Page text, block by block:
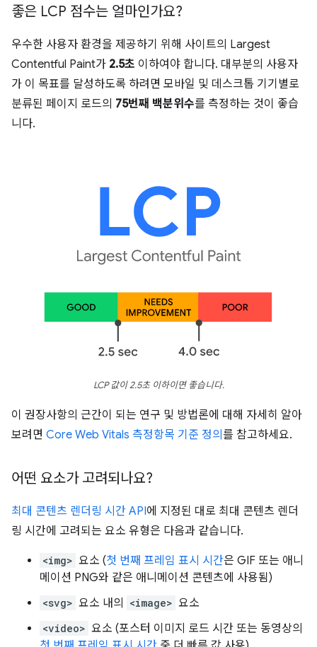
좋은 LCP 점수는 얼마인가요?
우수한 사용자 환경을 제공하기 위해 사이트의 Largest
Contentful Paint가 2.5초 이하여야 합니다. 대부분의 사용자
가 이 목표를 달성하도록 하려면 모바일 및 데스크톱 기기별로
분류된 페이지 로드의 75번째 백분위수를 측정하는 것이 좋습
니다.
LCP 값이 2.5초 이하이면 좋습니다.
이 권장사항의 근간이 되는 연구 및 방법론에 대해 자세히 알아
보려면 Core Web Vitals 측정항목 기준 정의 를 참고하세요.
어떤 요소가 고려되나요?
최대 콘텐츠 렌더링 시간 API에 지정된 대로 최대 콘텐츠 렌더
링 시간에 고려되는 요소 유형은 다음과 같습니다.
<img> 요소 (첫 번째 프레임 표시 시간은 GIF 또는 애니
메이션 PNG와 같은 애니메이션 콘텐츠에 사용됨)
<svg> 요소 내의 <image> 요소
<video> 요소 (포스터 이미지 로드 시간 또는 동영상의